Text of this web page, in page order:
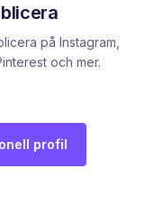
på Instagram,
och mer.
profil